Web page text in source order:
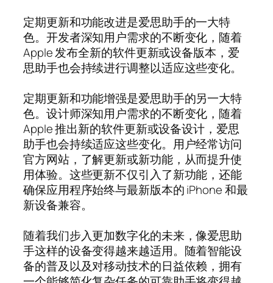
定期更新和功能改进是爱思助手的一大特
色。开发者深知用户需求的不断变化，随着
Apple 发布全新的软件更新或设备版本，爱
思助手也会持续进行调整以适应这些变化。
定期更新和功能增强是爱思助手的另一大特
色。设计师深知用户需求的不断变化，随着
Apple 推出新的软件更新或设备设计，爱思
助手也会持续适应这些变化。用户经常访问
官方网站，了解更新或新功能，从而提升使
用体验。这些更新不仅引入了新功能，还能
确保应用程序始终与最新版本的 iPhone 和最
新设备兼容。
随着我们步入更加数字化的未来，像爱思助
手这样的设备变得越来越适用。随着智能设
备的普及以及对移动技术的日益依赖，拥有